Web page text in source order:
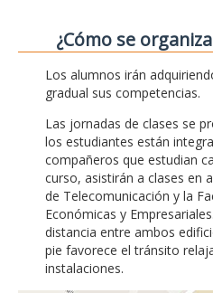
¿Cómo se
Los alumnos irán
gradual sus competencias.
Las jornadas de clases se
los estudiantes están
compañeros que estudian
curso, asistirán a clases en
de Telecomunicación y la
Económicas y
distancia entre ambos
pie favorece el tránsito
instalaciones.